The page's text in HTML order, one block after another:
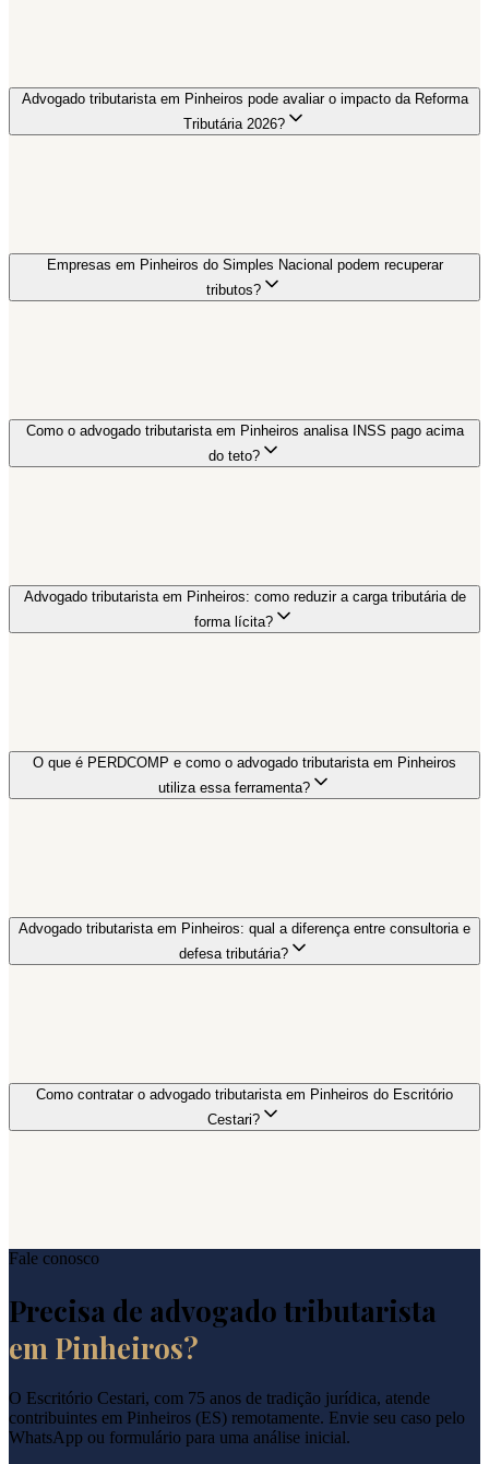
Advogado tributarista em Pinheiros pode avaliar o impacto da Reforma
Tributária 2026?
Empresas em Pinheiros do Simples Nacional podem recuperar
tributos?
Como o advogado tributarista em Pinheiros analisa INSS pago acima
do teto?
Advogado tributarista em Pinheiros: como reduzir a carga tributária de
forma lícita?
O que é PERDCOMP e como o advogado tributarista em Pinheiros
utiliza essa ferramenta?
Advogado tributarista em Pinheiros: qual a diferença entre consultoria e
defesa tributária?
Como contratar o advogado tributarista em Pinheiros do Escritório
Cestari?
Fale conosco
Precisa de advogado tributarista
em Pinheiros?
O Escritório Cestari, com 75 anos de tradição jurídica, atende
contribuintes em Pinheiros (ES) remotamente. Envie seu caso pelo
WhatsApp ou formulário para uma análise inicial.